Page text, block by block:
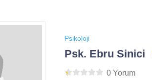
Psikoloji
Psk. Ebru Sinici
0 Yorum